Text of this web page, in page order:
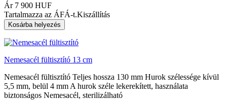
Ár 7 900 HUF
Tartalmazza az ÁFÁ-t.Kiszállítás
Kosárba helyezés
Nemesacél fültisztító 13 cm
Nemesacél fültisztító Teljes hossza 130 mm Hurok szélessége kívül
5,5 mm, belül 4 mm A hurok széle lekerekített, használata
biztonságos Nemesacél, sterilizálható